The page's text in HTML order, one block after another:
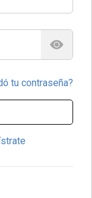
tu contraseña?